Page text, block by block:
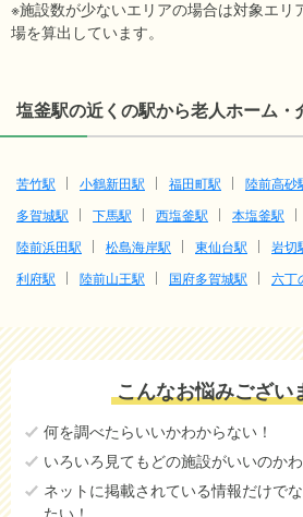
※施設数が少ないエリアの場合は対象エリ
場を算出しています。
塩釜駅の近くの駅から老人ホーム・
苦竹駅 小鶴新田駅 福田町駅 陸前高砂
多賀城駅
下馬駅 西塩釜駅 本塩釜駅
陸前浜田駅
松島海岸駅 東仙台駅 岩切
利府駅
陸前山王駅 国府多賀城駅 六丁
こんなお悩みござい
何を調べたらいいかわからない！
いろいろ見てもどの施設がいいのかわ
ネットに掲載されている情報だけで